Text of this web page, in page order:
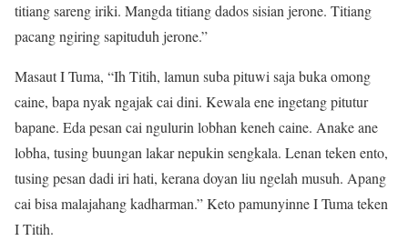
titiang sareng iriki. Mangda titiang dados sisian jerone. Titiang
pacang ngiring sapituduh jerone.”
Masaut I Tuma, “Ih Titih, lamun suba pituwi saja buka omong
caine, bapa nyak ngajak cai dini. Kewala ene ingetang pitutur
bapane. Eda pesan cai ngulurin lobhan keneh caine. Anake ane
lobha, tusing buungan lakar nepukin sengkala. Lenan teken ento,
tusing pesan dadi iri hati, kerana doyan liu ngelah musuh. Apang
cai bisa malajahang kadharman.” Keto pamunyinne I Tuma teken
I Titih.